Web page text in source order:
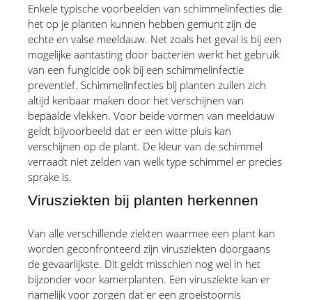
Enkele typische voorbeelden van schimmelinfecties die
het op je planten kunnen hebben gemunt zijn de
echte en valse meeldauw. Net zoals het geval is bij een
mogelijke aantasting door bacteriën werkt het gebruik
van een fungicide ook bij een schimmelinfectie
preventief. Schimmelinfecties bij planten zullen zich
altijd kenbaar maken door het verschijnen van
bepaalde vlekken. Voor beide vormen van meeldauw
geldt bijvoorbeeld dat er een witte pluis kan
verschijnen op de plant. De kleur van de schimmel
verraadt niet zelden van welk type schimmel er precies
sprake is.
Virusziekten bij planten herkennen
Van alle verschillende ziekten waarmee een plant kan
worden geconfronteerd zijn virusziekten doorgaans
de gevaarlijkste. Dit geldt misschien nog wel in het
bijzonder voor kamerplanten. Een virusziekte kan er
namelijk voor zorgen dat er een groeistoornis